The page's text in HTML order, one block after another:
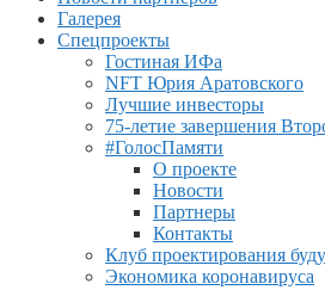
Галерея
Спецпроекты
Гостиная ИФа
NFT Юрия Аратовского
Лучшие инвесторы
75-летие завершения
#ГолосПамяти
О проекте
Новости
Партнеры
Контакты
Клуб проектирования
Экономика коронавируса